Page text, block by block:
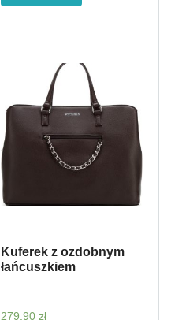
Kuferek z ozdobnym
łańcuszkiem
279,90 zł